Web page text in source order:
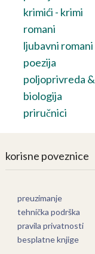
krimići - krimi
romani
ljubavni romani
poezija
poljoprivreda &
biologija
priručnici
korisne poveznice
preuzimanje
tehnička podrška
pravila privatnosti
besplatne knjige